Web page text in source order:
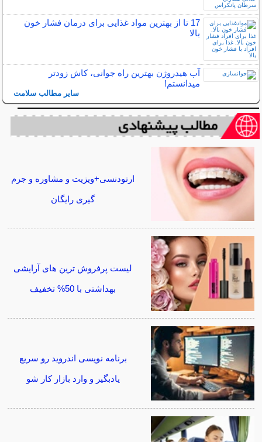
17 تا از بهترین مواد غذایی برای درمان فشار خون
بالا
آب هیدروژن بهترین راه جوانی، کاش زودتر
میدانستم!
سایر مطالب سلامت
ارتودنسی+ویزیت و مشاوره و جرم
گیری رایگان
لیست پرفروش ترین های آرایشی
بهداشتی با 50% تخفیف
برنامه نویسی اندروید رو سریع
یادبگیر و وارد بازار کار شو